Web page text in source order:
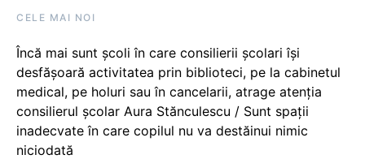
CELE MAI NOI
Încă mai sunt școli în care consilierii școlari își
desfășoară activitatea prin biblioteci, pe la cabinetul
medical, pe holuri sau în cancelarii, atrage atenția
consilierul școlar Aura Stănculescu / Sunt spații
inadecvate în care copilul nu va destăinui nimic
niciodată